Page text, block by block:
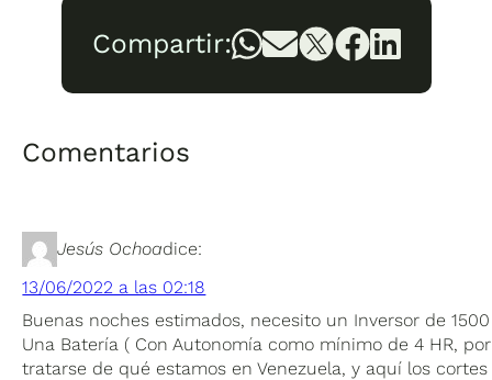
Compartir:
Comentarios
Jesús Ochoadice:
13/06/2022 a las 02:18
Buenas noches estimados, necesito un Inversor de
Una Batería ( Con Autonomía como mínimo de 4 HR, por
tratarse de qué estamos en Venezuela, y aquí los